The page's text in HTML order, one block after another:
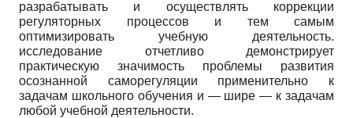
разрабатывать и осуществлять коррекции
регуляторных процессов и тем самым
оптимизировать учебную деятельность.
исследование отчетливо демонстрирует
практическую значимость проблемы развития
осознанной саморегуляции применительно к
задачам школьного обучения и — шире — к задачам
любой учебной деятельности.